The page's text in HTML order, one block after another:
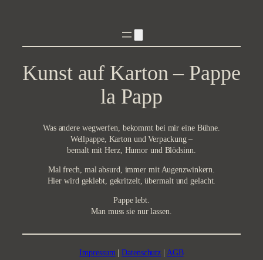
Kunst auf Karton – Pappe
la Papp
Was andere wegwerfen, bekommt bei mir eine Bühne.
Wellpappe, Karton und Verpackung –
bemalt mit Herz, Humor und Blödsinn.
Mal frech, mal absurd, immer mit Augenzwinkern.
Hier wird geklebt, gekritzelt, übermalt und gelacht.
Pappe lebt.
Man muss sie nur lassen.
Impressum|Datenschutz AGB